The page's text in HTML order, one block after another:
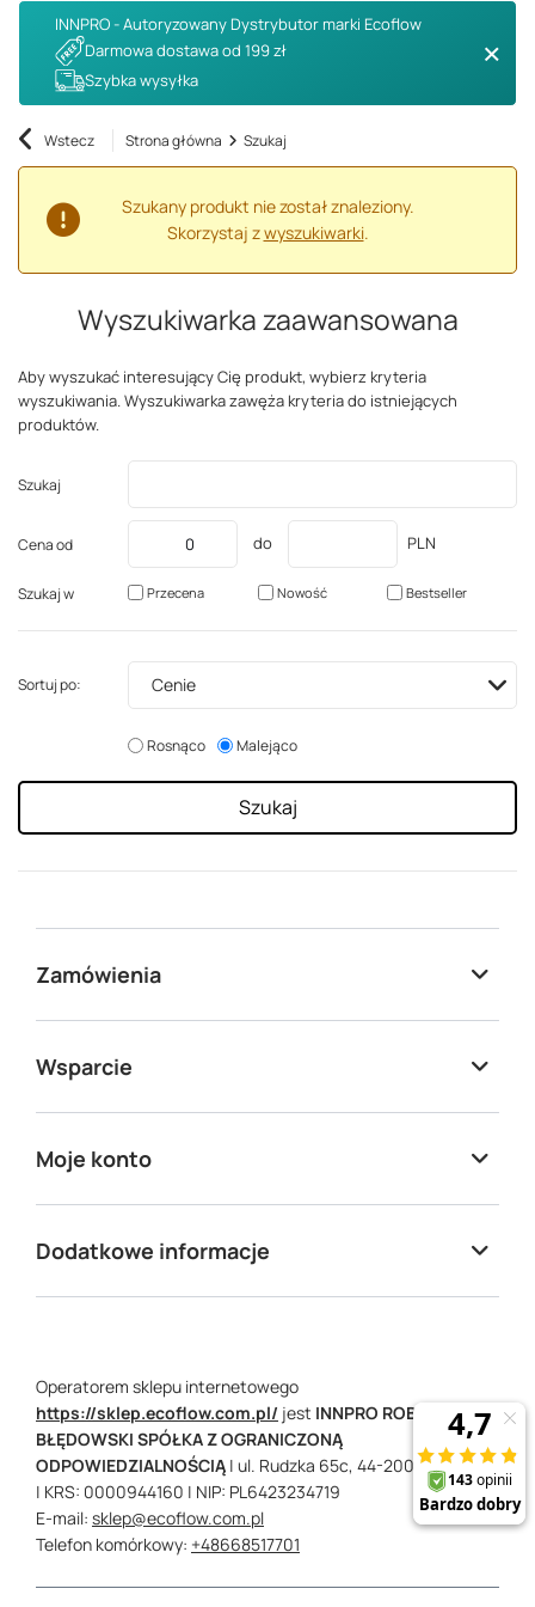
INNPRO - Autoryzowany Dystrybutor marki Ecoflow
Darmowa dostawa od 199 zł
Szybka wysyłka
Wstecz Strona główna Szukaj
Szukany produkt nie został znaleziony.
Skorzystaj zwyszukiwarki.
Wyszukiwarka zaawansowana
Aby wyszukać interesujący Cię produkt, wybierz kryteria
wyszukiwania. Wyszukiwarka zawęża kryteria do istniejących
produktów.
Szukaj
Cena od do PLN
Szukaj w Przecena Nowość Bestseller
Sortuj po: Cenie
Rosnąco Malejąco
Szukaj
Zamówienia
Wsparcie
Moje konto
Dodatkowe informacje
Operatorem sklepu internetowego
https://sklep.ecoflow.com.pl/ jest INNPRO ROBERT
BŁĘDOWSKI SPÓŁKA Z OGRANICZONĄ
ODPOWIEDZIALNOŚCIĄ | ul. Rudzka 65c, 44-200 Rybnik
| KRS: 0000944160 | NIP: PL6423234719
E-mail: sklep@ecoflow.com.pl
Telefon komórkowy: +48668517701